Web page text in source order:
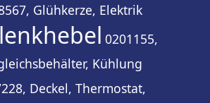
Glühkerze, Elektrik
0201155,
Kühlung
Deckel, Thermostat,